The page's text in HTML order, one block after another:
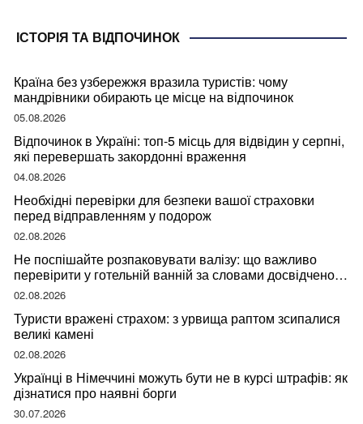
ІСТОРІЯ ТА ВІДПОЧИНОК
Країна без узбережжя вразила туристів: чому
мандрівники обирають це місце на відпочинок
05.08.2026
Відпочинок в Україні: топ-5 місць для відвідин у серпні,
які перевершать закордонні враження
04.08.2026
Необхідні перевірки для безпеки вашої страховки
перед відправленням у подорож
02.08.2026
Не поспішайте розпаковувати валізу: що важливо
перевірити у готельній ванній за словами досвідченої
мандрівниці
02.08.2026
Туристи вражені страхом: з урвища раптом зсипалися
великі камені
02.08.2026
Українці в Німеччині можуть бути не в курсі штрафів: як
дізнатися про наявні борги
30.07.2026